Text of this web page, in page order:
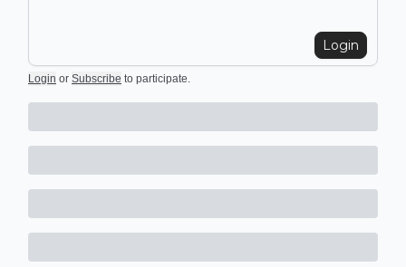
Login
Login or Subscribe to participate.